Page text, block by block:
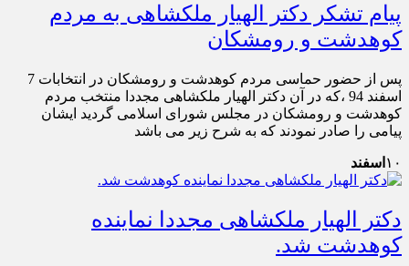
پیام تشکر دکتر الهیار ملکشاهی به مردم
کوهدشت و رومشکان
پس از حضور حماسی مردم کوهدشت و رومشکان در انتخابات 7
اسفند 94 ،که در آن دکتر الهیار ملکشاهی مجددا منتخب مردم
کوهدشت و رومشکان در مجلس شورای اسلامی گردید ایشان
پیامی را صادر نمودند که به شرح زیر می باشد
۱۰ اسفند
دکتر الهیار ملکشاهی مجددا نماینده
کوهدشت شد.